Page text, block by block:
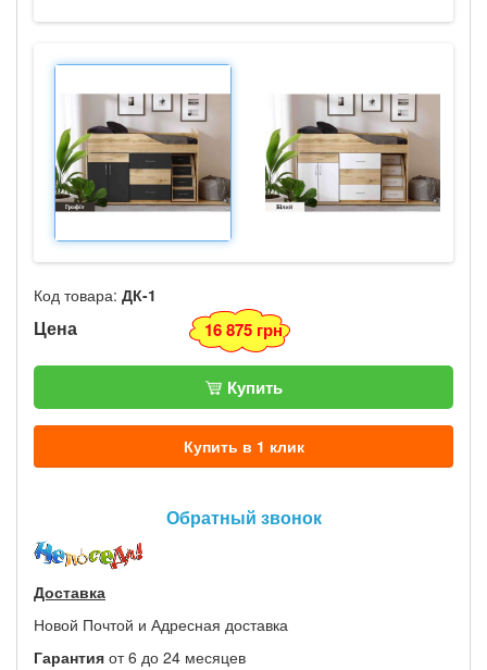
Код товара: ДК-1
Цена 16 875 грн
Купить
Купить в 1 клик
Обратный звонок
Доставка
Новой Почтой и Адресная доставка
Гарантия от 6 до 24 месяцев